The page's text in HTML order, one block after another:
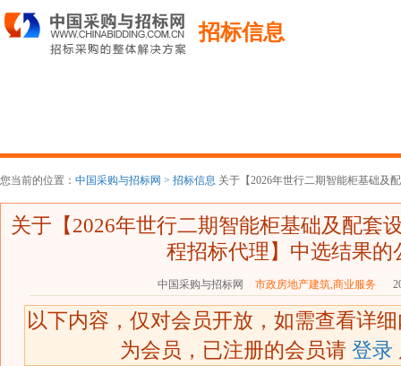
招标信息
您当前的位置： 中国采购与招标网 > 招标信息 关于【2026年世行二期智能柜基础及
关于【2026年世行二期智能柜基础及配套
程招标代理】中选结果的
中国采购与招标网 市政房地产建筑,商业服务
以下内容，仅对会员开放，如需查看详
为会员，已注册的会员请 登录